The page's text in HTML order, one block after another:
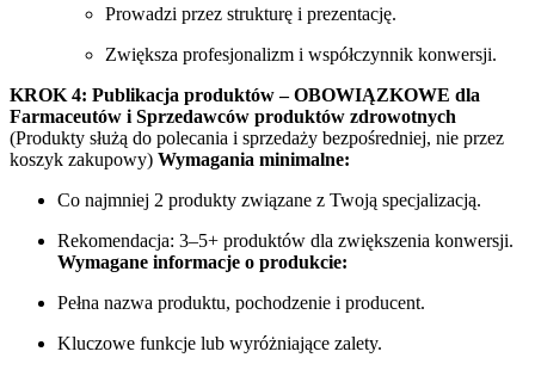
Prowadzi przez strukturę i prezentację.
Zwiększa profesjonalizm i współczynnik konwersji.
KROK 4: Publikacja produktów – OBOWIĄZKOWE dla
Farmaceutów i Sprzedawców produktów zdrowotnych
(Produkty służą do polecania i sprzedaży bezpośredniej, nie przez
koszyk zakupowy) Wymagania minimalne:
Co najmniej 2 produkty związane z Twoją specjalizacją.
Rekomendacja: 3–5+ produktów dla zwiększenia konwersji.
Wymagane informacje o produkcie:
Pełna nazwa produktu, pochodzenie i producent.
Kluczowe funkcje lub wyróżniające zalety.